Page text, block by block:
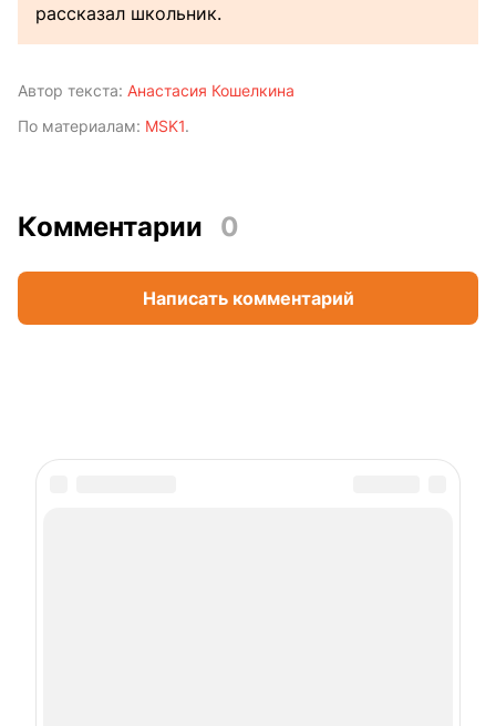
рассказал школьник.
Автор текста: Анастасия Кошелкина
По материалам: MSK1.
Комментарии 0
Написать комментарий